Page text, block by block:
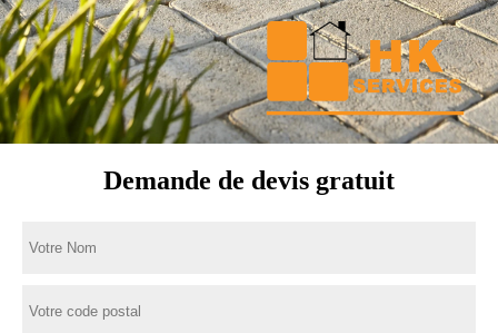
Demande de devis gratuit